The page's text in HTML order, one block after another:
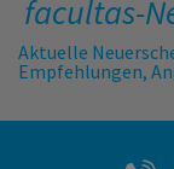
facultas-
Aktuelle
Empfehlungen,